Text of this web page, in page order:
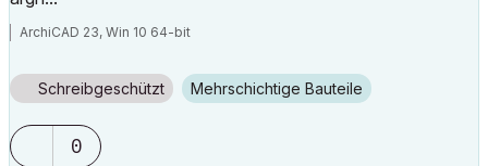
ArchiCAD 23, Win 10 64-bit
Schreibgeschützt Mehrschichtige Bauteile
0